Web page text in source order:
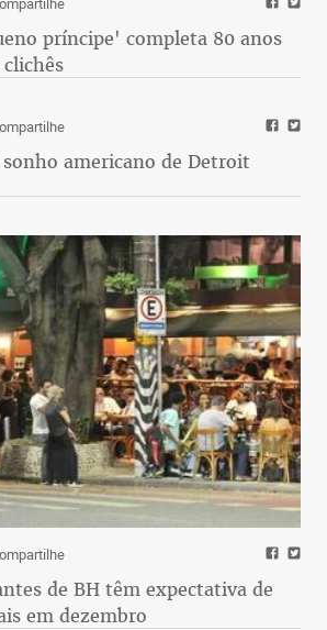
príncipe' completa 80 anos
americano de Detroit
de BH têm expectativa de
em dezembro